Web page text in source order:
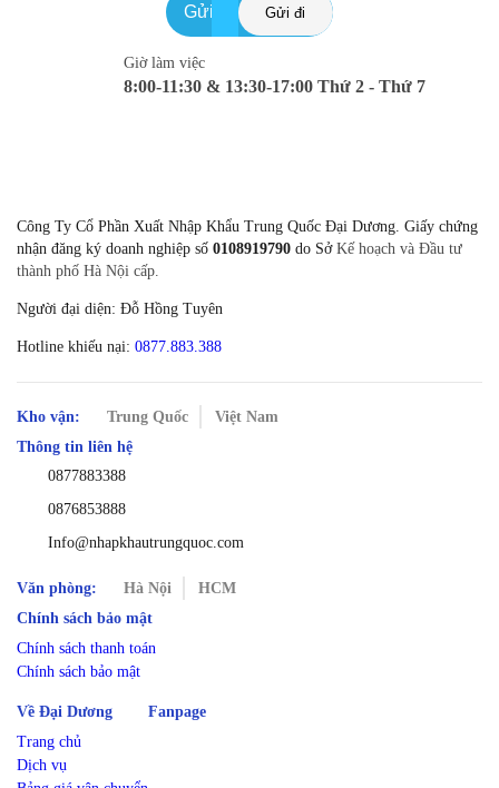
Gửi
Giờ làm việc
8:00-11:30 & 13:30-17:00 Thứ 2 - Thứ 7
Công Ty Cổ Phần Xuất Nhập Khẩu Trung Quốc Đại Dương. Giấy chứng
nhận đăng ký doanh nghiệp số 0108919790 do Sở Kế hoạch và Đầu tư
thành phố Hà Nội cấp.
Người đại diện: Đỗ Hồng Tuyên
Hotline khiếu nại: 0877.883.388
Kho vận: Trung Quốc
Việt Nam
Thông tin liên hệ
0877883388
0876853888
Info@nhapkhautrungquoc.com
Văn phòng: Hà Nội
HCM
Chính sách bảo mật
Chính sách thanh toán
Chính sách bảo mật
Về Đại Dương
Trang chủ
Dịch vụ
Fanpage